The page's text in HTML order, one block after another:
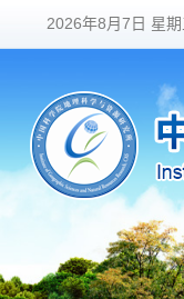
2026年8月7日 星期